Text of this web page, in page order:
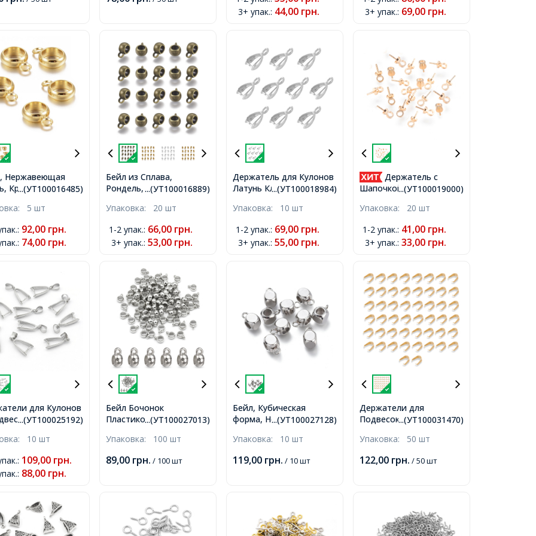
2мм,
Диаметр 3мм,
3+ упак.: 44,00 грн. 3+ упак.: 69,00 грн.
...(УТ100016485)
Нержавеющая
Круглый, Золото,
5мм,
5 шт
: 92,00 грн.
: 74,00 грн.
...(УТ100016889)
Бейл из Сплава,
Рондель, Бронза, 8х5мм,
5мм, Отверстие 2мм,
Упаковка: 20 шт
1-2 упак.: 66,00 грн.
3+ упак.: 53,00 грн.
...(УТ100018984)
Держатель для Кулонов
Латунь Класс АА,
Отверстие 2мм, Пин
Упаковка: 10 шт
1-2 упак.: 69,00 грн.
3+ упак.: 55,00 грн.
...(УТ100019000)
Держатель с
Шапочкой под Бусину с
Латунь, Светлое
0.6мм, Отверстие 1.5мм,
Упаковка: 20 шт
1-2 упак.: 41,00 грн.
3+ упак.: 33,00 грн.
...(УТ100025192)
для Кулонов
Латунные,
4х5мм,
10 шт
: 109,00 грн.
: 88,00 грн.
...(УТ100027013)
Бейл Бочонок
Пластиковый,
Кулонов и Подвесок,
Отверстие 1.5мм,
Упаковка: 100 шт
89,00 грн. / 100 шт
...(УТ100027128)
Бейл, Кубическая
форма, Нержавеющая
Отверсти: 1.6мм,
3мм,
Упаковка: 10 шт
119,00 грн. / 10 шт
...(УТ100031470)
Держатели для
Подвесок, Кулонов
Покрытие Золото 18К,
Упаковка: 50 шт
122,00 грн. / 50 шт